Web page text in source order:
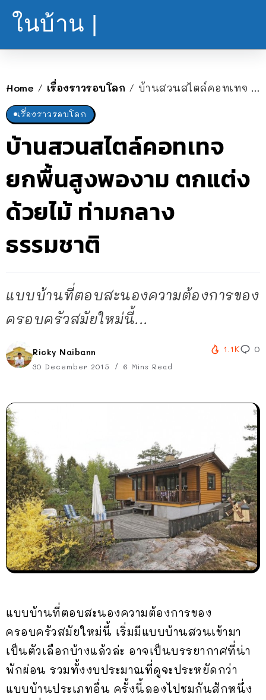
ในบ้าน |
Home / เรื่องราวรอบโลก / บ้านสวนสไตล์คอทเทจ ยกพื้นสูงพองาม ตกแต่งด้วยไม้ ท่ามกลางธรรมชาติ
เรื่องราวรอบโลก
บ้านสวนสไตล์คอทเทจ
ยกพื้นสูงพองาม ตกแต่ง
ด้วยไม้ ท่ามกลาง
ธรรมชาติ
แบบบ้านที่ตอบสะนองความต้องการของ
ครอบครัวสมัยใหม่นี้...
Ricky Naibann
30 December 2015 6 Mins Read
1.1K 0
แบบบ้านที่ตอบสะนองความต้องการของ
ครอบครัวสมัยใหม่นี้ เริ่มมีแบบบ้านสวนเข้ามา
เป็นตัวเลือกบ้างแล้วล่ะ อาจเป็นบรรยากาศที่น่า
พักผ่อน รวมทั้งงบประมาณที่ดูจะประหยัดกว่า
แบบบ้านประเภทอื่น ครั้งนี้ลองไปชมกันสักหนึ่ง